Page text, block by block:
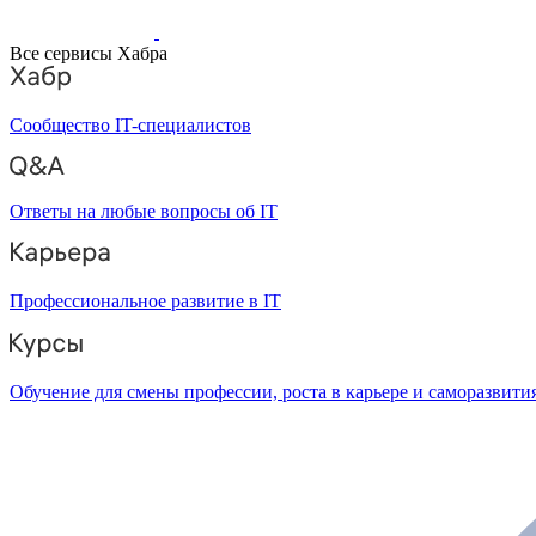
Все сервисы Хабра
Сообщество IT-специалистов
Ответы на любые вопросы об IT
Профессиональное развитие в IT
Обучение для смены профессии, роста в карьере и